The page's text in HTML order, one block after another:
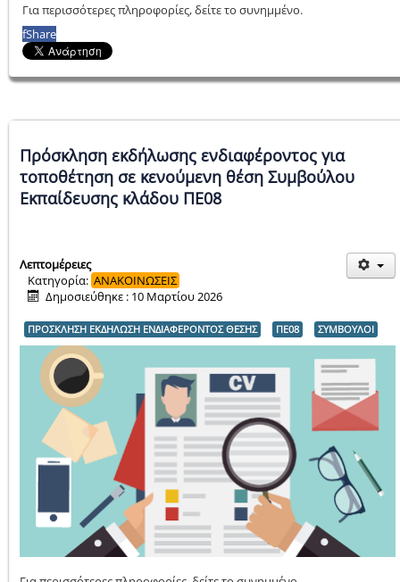
Για περισσότερες πληροφορίες, δείτε το συνημμένο.
fShare
Πρόσκληση εκδήλωσης ενδιαφέροντος για
τοποθέτηση σε κενούμενη θέση Συμβούλου
Εκπαίδευσης κλάδου ΠΕ08
Λεπτομέρειες
Κατηγορία: ΑΝΑΚΟΙΝΩΣΕΙΣ
Δημοσιεύθηκε : 10 Μαρτίου 2026
ΠΡΟΣΚΛΗΣΗ ΕΚΔΗΛΩΣΗ ΕΝΔΙΑΦΕΡΟΝΤΟΣ ΘΕΣΗΣ ΠΕ08 ΣΥΜΒΟΥΛΟΙ